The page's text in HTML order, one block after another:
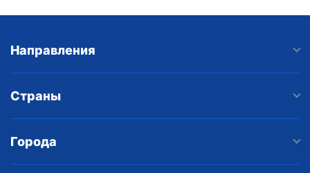
Направления
Страны
Города